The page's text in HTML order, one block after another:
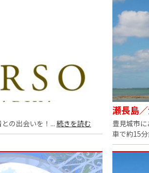
の出会いを！... 続きを読む
瀬長島
豊見城市
車で約15